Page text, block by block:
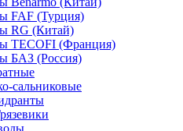
FAF (Турция)
RG (Китай)
TECOFI (Франция)
БАЗ (Россия)
сальниковые